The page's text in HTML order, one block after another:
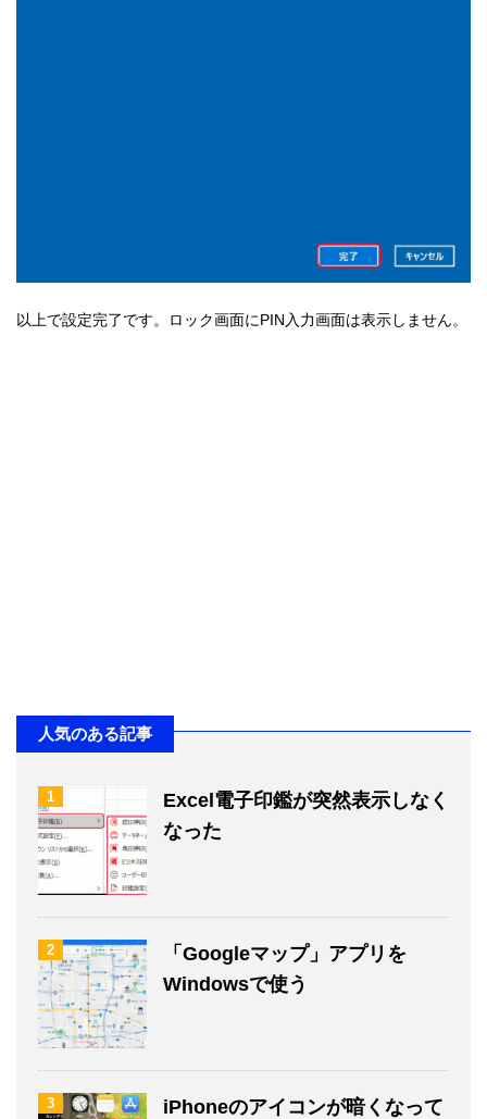
以上で設定完了です。ロック画面にPIN入力画面は表示しません。
人気のある記事
1
Excel電子印鑑が突然表示しなく
なった
2
「Googleマップ」アプリを
Windowsで使う
3
iPhoneのアイコンが暗くなって